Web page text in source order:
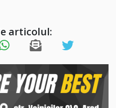
articolul: